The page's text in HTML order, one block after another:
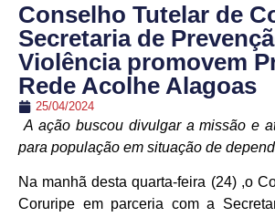
Conselho Tutelar de
Secretaria de
Violência promovem
Rede Acolhe Alagoas
25/04/2024
A ação buscou divulgar a missão e
para população em situação de
Na manhã desta quarta-feira (24) ,o
Coruripe em parceria com a